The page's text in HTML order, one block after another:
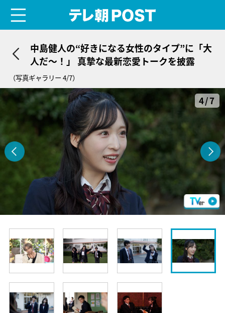
中島健人の“好きになる女性のタイプ”に「大
人だ～！」 真摯な最新恋愛トークを披露
（写真ギャラリー 4/7）
4/7